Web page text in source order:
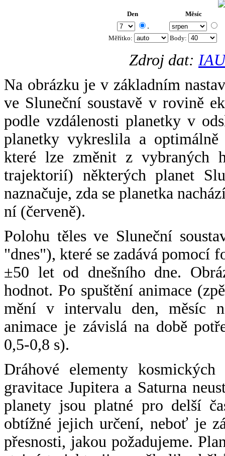
Den Měsíc
.
Měřítko: Body:
Zdroj dat:
Na obrázku je v základním
ve Sluneční soustavě v rovině
podle vzdálenosti planetky v
planetky vykreslila a
které lze změnit z vybraných
trajektorií) některých planet
naznačuje, zda se planetka
ní (červeně).
Polohu těles ve Sluneční
"dnes"), které se zadává pomocí
±50 let od dnešního dne.
hodnot. Po spuštění animace
mění v intervalu den, měsíc
animace je závislá na době
0,5-0,8 s).
Dráhové elementy
gravitace Jupitera a Saturna
planety jsou platné pro delší
obtížné jejich určení, neboť je
přesnosti, jakou požadujeme.